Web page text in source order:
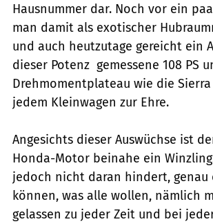
Hausnummer dar. Noch vor ein
man damit als exotischer
und auch heutzutage gereicht ein
dieser Potenz  gemessene 108 PS
Drehmomentplateau wie die Sierra
jedem Kleinwagen zur Ehre.
Angesichts dieser Auswüchse ist
Honda-Motor beinahe ein
jedoch nicht daran hindert, genau
können, was alle wollen, nämlich
gelassen zu jeder Zeit und bei